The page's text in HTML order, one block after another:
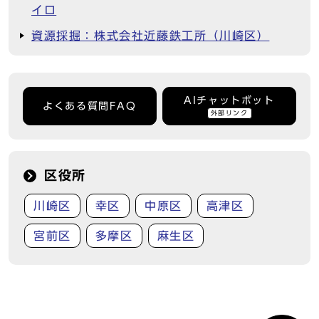
イロ
資源採掘：株式会社近藤鉄工所（川崎区）
よくある質問FAQ
AIチャットボット
外部リンク
区役所
川崎区 幸区 中原区 高津区
宮前区 多摩区 麻生区